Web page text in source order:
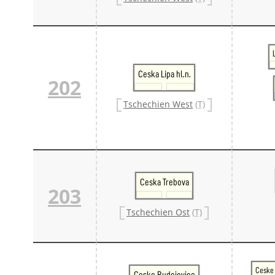
202
Ceska Lipa hl.n.
Tschechien West (T)
203
Ceska Trebova
Tschechien Ost (T)